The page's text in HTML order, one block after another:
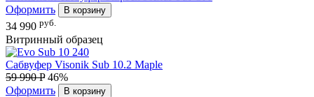
Оформить
В корзину
34 990 руб.
Витринный образец
Сабвуфер Visonik Sub 10.2 Maple
59 990 P 46%
Оформить
В корзину